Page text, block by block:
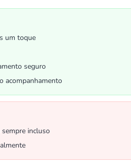
um toque
seguro
acompanhamento
incluso